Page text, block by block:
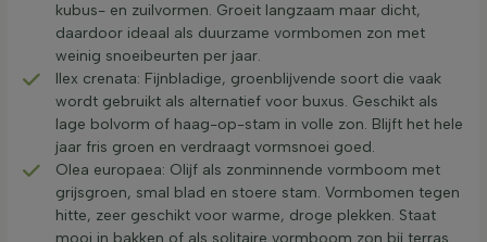
kubus- en zuilvormen. Groeit langzaam maar dicht,
daardoor ideaal als duurzame vormbomen zon met
weinig snoeibeurten per jaar.
Ilex crenata: Fijnbladige, groenblijvende soort die vaak
wordt gebruikt als alternatief voor buxus. Geschikt als
lage bolvorm of haag-op-stam in volle zon. Blijft het hele
jaar fris groen en verdraagt vormsnoei goed.
Olea europaea: Olijf als zonminnende vormboom met
grijsgroen, smal blad en stoere stam. Vormbomen tegen
hitte, zeer geschikt voor warme, droge plekken. Staat